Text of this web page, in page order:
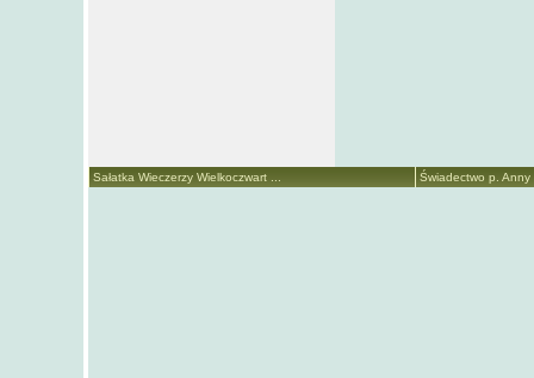
Sałatka Wieczerzy Wielkoczwart ... Świadectwo p. Anny